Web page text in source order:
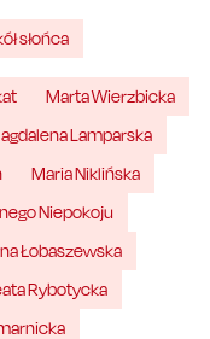
słońca
Marta Wierzbicka
Lamparska
Maria Niklińska
Niepokoju
Łobaszewska
Rybotycka